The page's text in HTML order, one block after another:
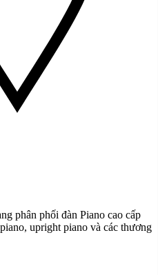
phân phối đàn Piano cao cấp
upright piano và các thương